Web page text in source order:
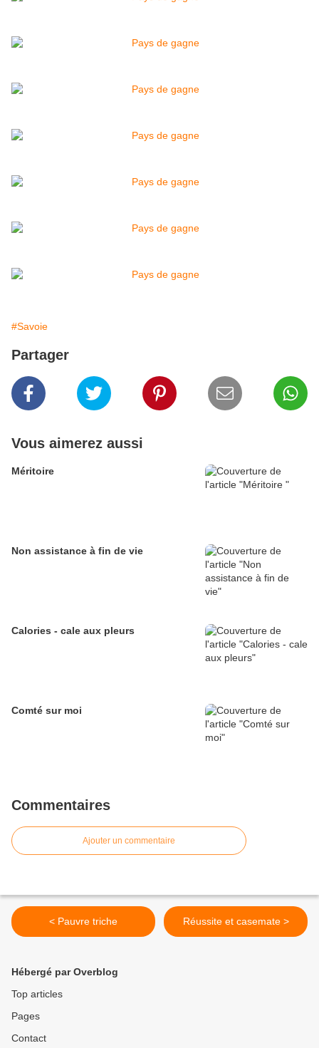
#Savoie
Partager
Vous aimerez aussi
Méritoire
Non assistance à fin de vie
Calories - cale aux pleurs
Comté sur moi
Commentaires
Ajouter un commentaire
< Pauvre triche Réussite et casemate >
Hébergé par Overblog
Top articles
Pages
Contact